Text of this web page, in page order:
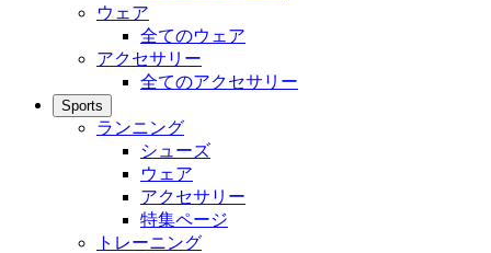
ウェア
全てのウェア
アクセサリー
全てのアクセサリー
Sports
ランニング
シューズ
ウェア
アクセサリー
特集ページ
トレーニング